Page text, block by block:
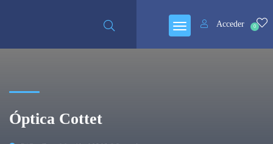
0
Acceder
Óptica Cottet